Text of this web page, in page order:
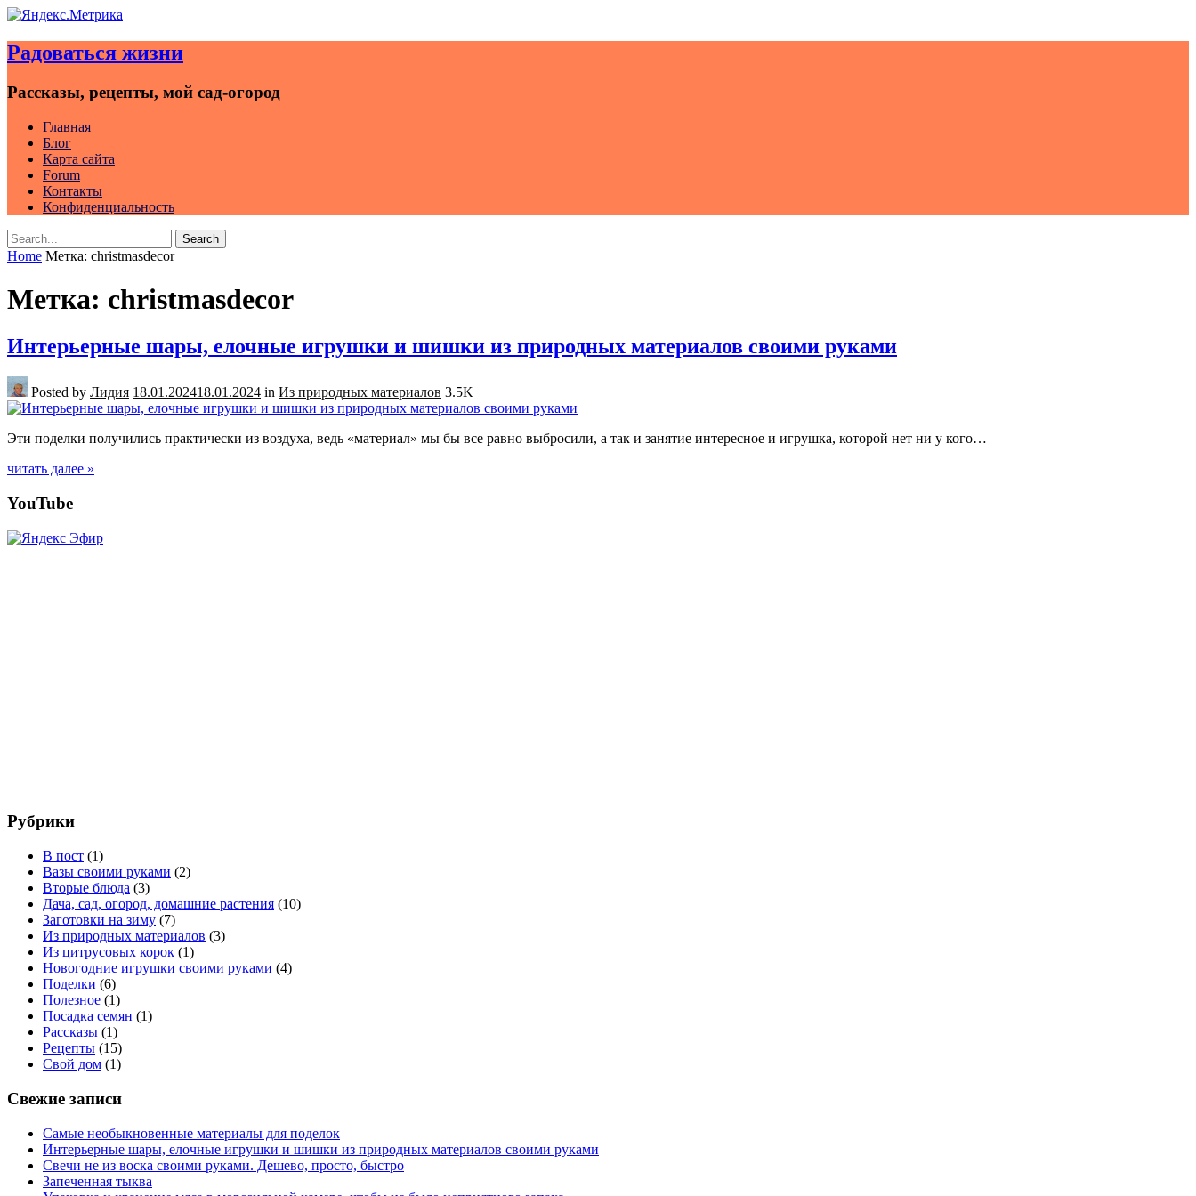
to
content
Радоваться жизни
Рассказы, рецепты, мой сад-огород
Главная
Блог
Карта сайта
Forum
Контакты
Конфиденциальность
Search
for:
Search
Home Метка: christmasdecor
Метка: christmasdecor
Интерьерные шары, елочные игрушки и шишки из природных материалов своими руками
Posted by Лидия 18.01.202418.01.2024 in Из природных материалов 3.5K
Эти поделки получились практически из воздуха, ведь «материал» мы бы все равно выбросили, а так и занятие интересное и игрушка, которой нет ни у кого…
читать далее »
Posts
YouTube
Рубрики
В пост (1)
Вазы своими руками (2)
Вторые блюда (3)
Дача, сад, огород, домашние растения (10)
Заготовки на зиму (7)
Из природных материалов (3)
Из цитрусовых корок (1)
Новогодние игрушки своими руками (4)
Поделки (6)
Полезное (1)
Посадка семян (1)
Рассказы (1)
Рецепты (15)
Свой дом (1)
Свежие записи
Самые необыкновенные материалы для поделок
Интерьерные шары, елочные игрушки и шишки из природных материалов своими руками
Свечи не из воска своими руками. Дешево, просто, быстро
Запеченная тыква